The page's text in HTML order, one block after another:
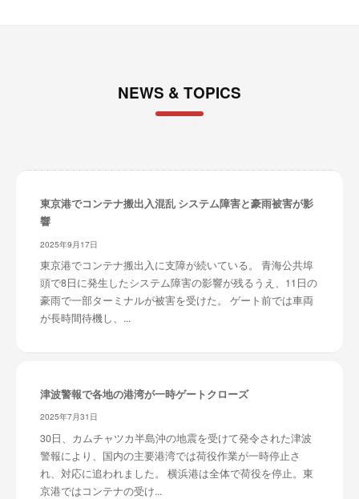
NEWS & TOPICS
東京港でコンテナ搬出入混乱 システム障害と豪雨被害が影
響
2025年9月17日
東京港でコンテナ搬出入に支障が続いている。 青海公共埠
頭で8日に発生したシステム障害の影響が残るうえ、11日の
豪雨で一部ターミナルが被害を受けた。 ゲート前では車両
が長時間待機し、...
津波警報で各地の港湾が一時ゲートクローズ
2025年7月31日
30日、カムチャツカ半島沖の地震を受けて発令された津波
警報により、国内の主要港湾では荷役作業が一時停止さ
れ、対応に追われました。 横浜港は全体で荷役を停止。東
京港ではコンテナの受け...